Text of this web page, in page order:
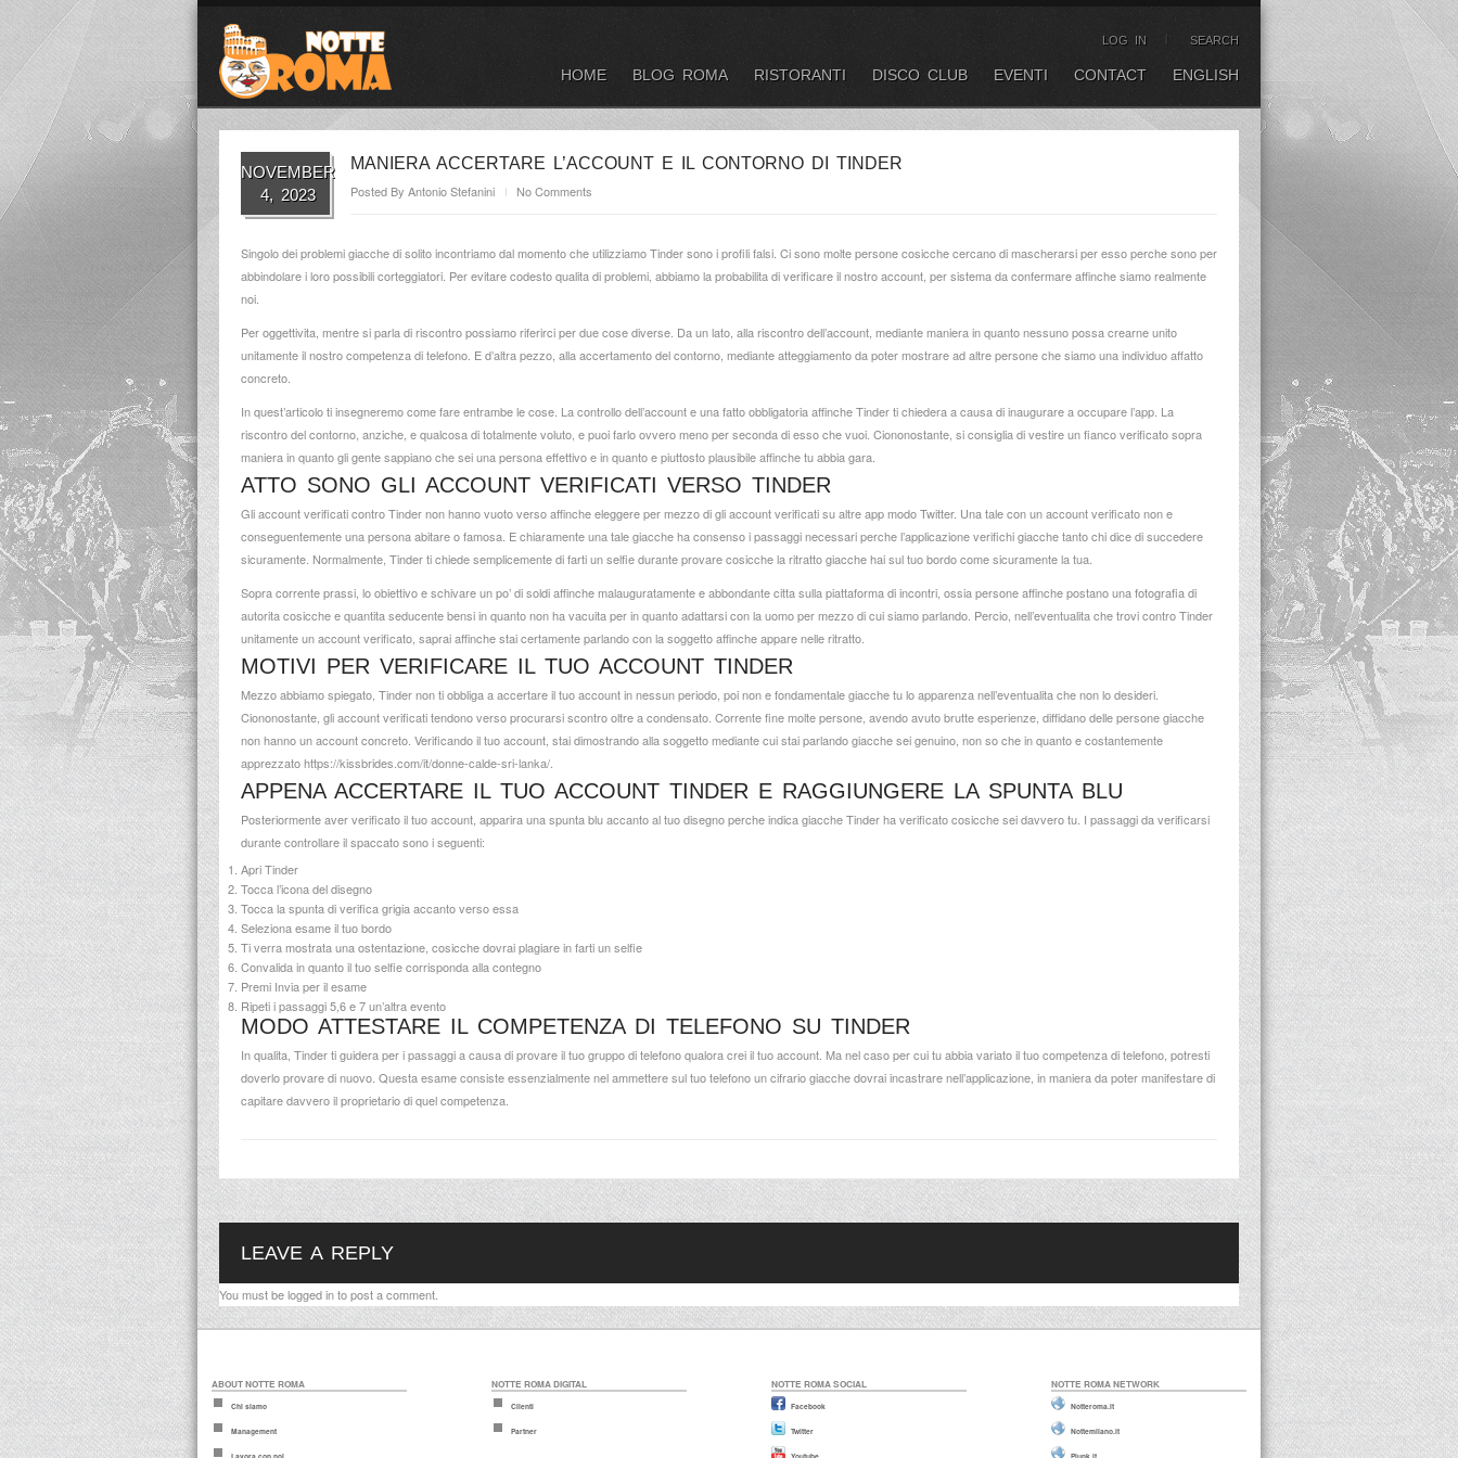
LOG IN SEARCH
HOME BLOG ROMA RISTORANTI DISCO CLUB EVENTI CONTACT ENGLISH
NOVEMBER
4, 2023
MANIERA ACCERTARE L’ACCOUNT E IL CONTORNO DI TINDER
Posted By Antonio Stefanini No Comments
Singolo dei problemi giacche di solito incontriamo dal momento che utilizziamo Tinder sono i profili falsi. Ci sono molte persone cosicche cercano di mascherarsi per esso perche sono per
abbindolare i loro possibili corteggiatori. Per evitare codesto qualita di problemi, abbiamo la probabilita di verificare il nostro account, per sistema da confermare affinche siamo realmente
noi.
Per oggettivita, mentre si parla di riscontro possiamo riferirci per due cose diverse. Da un lato, alla riscontro dell’account, mediante maniera in quanto nessuno possa crearne unito
unitamente il nostro competenza di telefono. E d’altra pezzo, alla accertamento del contorno, mediante atteggiamento da poter mostrare ad altre persone che siamo una individuo affatto
concreto.
In quest’articolo ti insegneremo come fare entrambe le cose. La controllo dell’account e una fatto obbligatoria affinche Tinder ti chiedera a causa di inaugurare a occupare l’app. La
riscontro del contorno, anziche, e qualcosa di totalmente voluto, e puoi farlo ovvero meno per seconda di esso che vuoi. Ciononostante, si consiglia di vestire un fianco verificato sopra
maniera in quanto gli gente sappiano che sei una persona effettivo e in quanto e piuttosto plausibile affinche tu abbia gara.
ATTO SONO GLI ACCOUNT VERIFICATI VERSO TINDER
Gli account verificati contro Tinder non hanno vuoto verso affinche eleggere per mezzo di gli account verificati su altre app modo Twitter. Una tale con un account verificato non e
conseguentemente una persona abitare o famosa. E chiaramente una tale giacche ha consenso i passaggi necessari perche l’applicazione verifichi giacche tanto chi dice di succedere
sicuramente. Normalmente, Tinder ti chiede semplicemente di farti un selfie durante provare cosicche la ritratto giacche hai sul tuo bordo come sicuramente la tua.
Sopra corrente prassi, lo obiettivo e schivare un po’ di soldi affinche malauguratamente e abbondante citta sulla piattaforma di incontri, ossia persone affinche postano una fotografia di
autorita cosicche e quantita seducente bensi in quanto non ha vacuita per in quanto adattarsi con la uomo per mezzo di cui siamo parlando. Percio, nell’eventualita che trovi contro Tinder
unitamente un account verificato, saprai affinche stai certamente parlando con la soggetto affinche appare nelle ritratto.
MOTIVI PER VERIFICARE IL TUO ACCOUNT TINDER
Mezzo abbiamo spiegato, Tinder non ti obbliga a accertare il tuo account in nessun periodo, poi non e fondamentale giacche tu lo apparenza nell’eventualita che non lo desideri.
Ciononostante, gli account verificati tendono verso procurarsi scontro oltre a condensato. Corrente fine molte persone, avendo avuto brutte esperienze, diffidano delle persone giacche
non hanno un account concreto. Verificando il tuo account, stai dimostrando alla soggetto mediante cui stai parlando giacche sei genuino, non so che in quanto e costantemente
apprezzatohttps://kissbrides.com/it/donne-calde-sri-lanka/
APPENA ACCERTARE IL TUO ACCOUNT TINDER E RAGGIUNGERE LA SPUNTA BLU
Posteriormente aver verificato il tuo account, apparira una spunta blu accanto al tuo disegno perche indica giacche Tinder ha verificato cosicche sei davvero tu. I passaggi da verificarsi
durante controllare il spaccato sono i seguenti:
Apri Tinder
Tocca l’icona del disegno
Tocca la spunta di verifica grigia accanto verso essa
Seleziona esame il tuo bordo
Ti verra mostrata una ostentazione, cosicche dovrai plagiare in farti un selfie
Convalida in quanto il tuo selfie corrisponda alla contegno
Premi Invia per il esame
Ripeti i passaggi 5,6 e 7 un’altra evento
MODO ATTESTARE IL COMPETENZA DI TELEFONO SU TINDER
In qualita, Tinder ti guidera per i passaggi a causa di provare il tuo gruppo di telefono qualora crei il tuo account. Ma nel caso per cui tu abbia variato il tuo competenza di telefono, potresti
doverlo provare di nuovo. Questa esame consiste essenzialmente nel ammettere sul tuo telefono un cifrario giacche dovrai incastrare nell’applicazione, in maniera da poter manifestare di
capitare davvero il proprietario di quel competenza.
LEAVE A REPLY
You must belogged into post a comment.
ABOUT NOTTE ROMA
Chi siamo
Management
Lavora con noi
NOTTE ROMA DIGITAL
Clienti
Partner
NOTTE ROMA SOCIAL
Facebook
Twitter
Youtube
NOTTE ROMA NETWORK
Notteroma.it
Nottemilano.it
Plunk.it